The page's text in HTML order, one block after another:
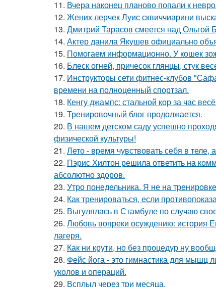
11. Вчера наконец планово попали к
12. Жених лерчек Луис сквиччиарини
13. Дмитрий Тарасов смеется над Ольгой
14. Актер данила Якушев официально
15. Помогаем информационно. У кошек
16. Блеск огней, причесок глянцы, стук
17. Инструкторы сети фитнес-клубов
времени на полноценный спортзал.
18. Кенгу джампс: стальной кор за час
19. Тренировочный блог продолжается.
20. В нашем детском саду успешно
физической культуры!
21. Лето - время чувствовать себя в теле,
22. Пэрис Хилтон решила ответить на
абсолютно здоров.
23. Утро понедельника. Я не на
24. Как тренироваться, если
25. Выгулялась в Стамбуле по случаю
26. Любовь вопреки осуждению: история
лагеря.
27. Как ни крути, но без процедур ну
28. Фейс йога - это гимнастика для мышц
уколов и операций.
29. Всплыл через три месяца.